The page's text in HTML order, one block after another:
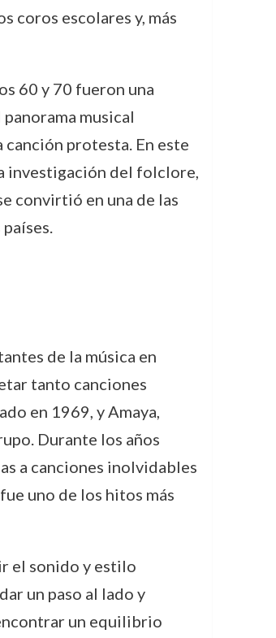
coros escolares y, más
60 y 70 fueron una
musical
protesta. En este
investigación del folclore,
convirtió en una de las
de la música en
tanto canciones
en 1969, y Amaya,
Durante los años
a canciones inolvidables
uno de los hitos más
el sonido y estilo
un paso al lado y
un equilibrio